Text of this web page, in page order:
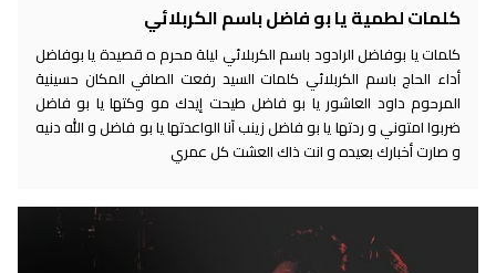
كلمات لطمية يا بو فاضل باسم الكربلائي
كلمات يا بوفاضل الرادود باسم الكربلائي ليلة محرم ه قصيدة يا بوفاضل
أداء الحاج باسم الكربلائي كلمات السيد رفعت الصافي المكان حسينية
المرحوم داود العاشور يا بو فاضل طيحت إيدك مو وكتها يا بو فاضل
ضربوا امتوني و ردتها يا بو فاضل زينب آنا الواعدتها يا بو فاضل و الله دنيه
و صارت أخبارك بعيده و انت ذاك العشت كل عمري